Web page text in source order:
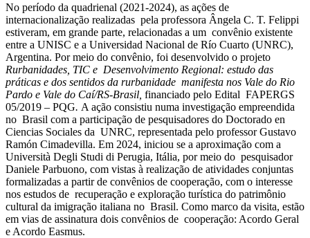
No período da quadrienal (2021-2024), as ações de
internacionalização realizadas pela professora Ângela C. T. Felippi
estiveram, em grande parte, relacionadas a um convênio existente
entre a UNISC e a Universidad Nacional de Río Cuarto (UNRC),
Argentina. Por meio do convênio, foi desenvolvido o projeto
Rurbanidades, TIC e Desenvolvimento Regional: estudo das
práticas e dos sentidos da rurbanidade manifesta nos Vale do Rio
Pardo e Vale do Caí/RS-Brasil, financiado pelo Edital FAPERGS
05/2019 – PQG. A ação consistiu numa investigação empreendida
no Brasil com a participação de pesquisadores do Doctorado en
Ciencias Sociales da UNRC, representada pelo professor Gustavo
Ramón Cimadevilla. Em 2024, iniciou se a aproximação com a
Università Degli Studi di Perugia, Itália, por meio do pesquisador
Daniele Parbuono, com vistas à realização de atividades conjuntas
formalizadas a partir de convênios de cooperação, com o interesse
nos estudos de recuperação e exploração turística do patrimônio
cultural da imigração italiana no Brasil. Como marco da visita, estão
em vias de assinatura dois convênios de cooperação: Acordo Geral
e Acordo Easmus.